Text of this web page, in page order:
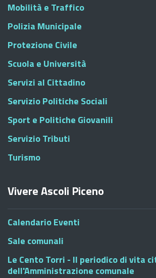
Mobilità e Traffico
Polizia Municipale
Protezione Civile
Scuola e Università
Servizi al Cittadino
Servizio Politiche Sociali
Sport e Politiche Giovanili
Servizio Tributi
Turismo
Vivere Ascoli Piceno
Calendario Eventi
Sale comunali
Le Cento Torri - Il periodico di vita
dell'Amministrazione comunale